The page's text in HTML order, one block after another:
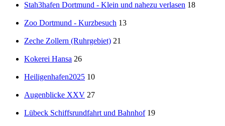
Stah3hafen Dortmund - Klein und nahezu verlasen 18
Zoo Dortmund - Kurzbesuch 13
Zeche Zollern (Ruhrgebiet) 21
Kokerei Hansa 26
Heiligenhafen2025 10
Augenblicke XXV 27
Lübeck Schiffsrundfahrt und Bahnhof 19